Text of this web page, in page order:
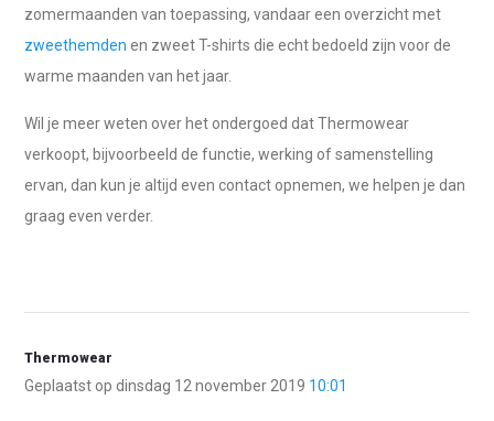
zomermaanden van toepassing, vandaar een overzicht met
zweethemden en zweet T-shirts die echt bedoeld zijn voor de
warme maanden van het jaar.
Wil je meer weten over het ondergoed dat Thermowear
verkoopt, bijvoorbeeld de functie, werking of samenstelling
ervan, dan kun je altijd even contact opnemen, we helpen je dan
graag even verder.
Thermowear
Geplaatst op dinsdag 12 november 2019 10:01